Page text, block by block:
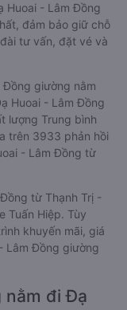
Huoai - Lâm Đồng
đảm bảo giữ chỗ
tư vấn, đặt vé và
Đồng giường nằm
Huoai - Lâm Đồng
lượng Trung bình
trên 3933 phản hồi
- Lâm Đồng từ
từ Thạnh Trị -
Tuấn Hiệp. Tùy
khuyến mãi, giá
Lâm Đồng giường
nằm đi Đạ